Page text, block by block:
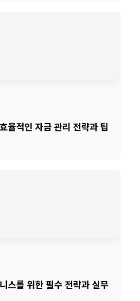
율적인 자금 관리 전략과 팁
스를 위한 필수 전략과 실무